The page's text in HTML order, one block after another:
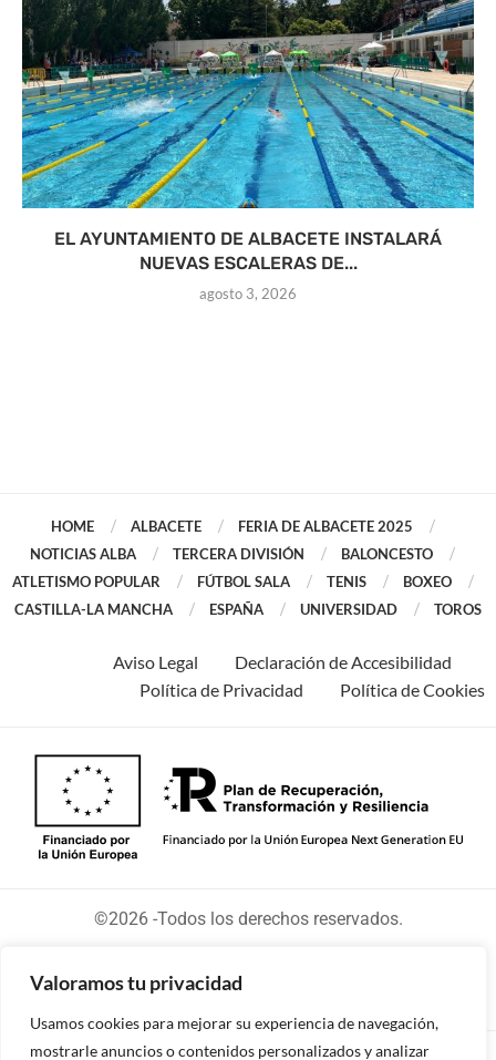
Valoramos tu privacidad
Usamos cookies para mejorar su experiencia de navegación,
mostrarle anuncios o contenidos personalizados y analizar
EL AYUNTAMIENTO DE ALBACETE INSTALARÁ
NUEVAS ESCALERAS DE...
agosto 3, 2026
HOME ALBACETE
FERIA DE ALBACETE 2025
NOTICIAS ALBA
TERCERA DIVISIÓN
BALONCESTO
ATLETISMO POPULAR
FÚTBOL SALA TENIS
BOXEO
CASTILLA-LA MANCHA
ESPAÑA UNIVERSIDAD TOROS
Aviso Legal
Declaración de Accesibilidad
Política de Privacidad
Política de Cookies
©2026 -Todos los derechos reservados.